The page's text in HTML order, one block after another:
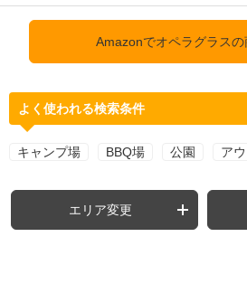
Amazonでオペラグラスの
よく使われる検索条件
キャンプ場 BBQ場 公園 ア
エリア変更